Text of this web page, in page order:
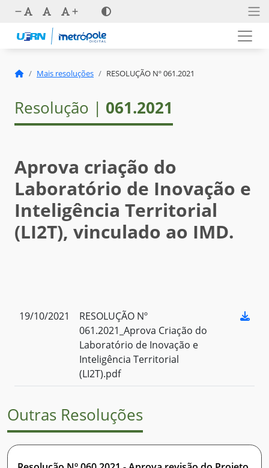
Mais resoluções RESOLUÇÃO Nº 061.2021
Resolução | 061.2021
Aprova criação do
Laboratório de Inovação e
Inteligência Territorial
(LI2T), vinculado ao IMD.
19/10/2021
RESOLUÇÃO Nº
061.2021_Aprova Criação do
Laboratório de Inovação e
Inteligência Territorial
(LI2T).pdf
Outras Resoluções